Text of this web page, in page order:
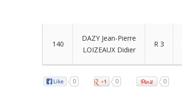
140
DAZY Jean-Pierre
LOIZEAUX Didier
R 3
0 0 0